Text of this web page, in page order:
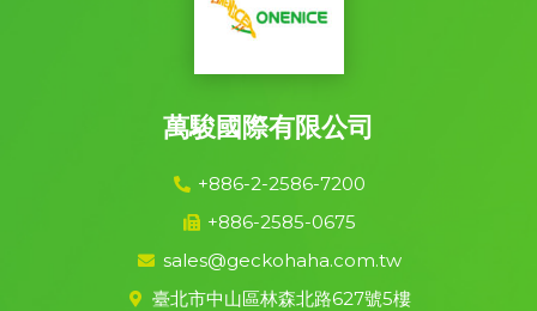
萬駿國際有限公司
+886-2-2586-7200
+886-2585-0675
sales@geckohaha.com.tw
臺北市中山區林森北路627號5樓